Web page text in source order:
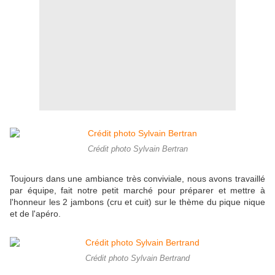
Crédit photo Sylvain Bertran
Toujours dans une ambiance très conviviale, nous avons travaillé
par équipe, fait notre petit marché pour préparer et mettre à
l'honneur les 2 jambons (cru et cuit) sur le thème du pique nique
et de l'apéro.
Crédit photo Sylvain Bertrand